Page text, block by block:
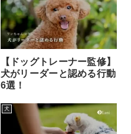
【ドッグトレーナー監修】
犬がリーダーと認める行動
6選！
犬